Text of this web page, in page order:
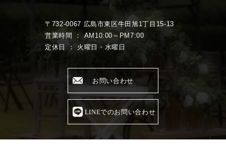
〒732-0067 広島市東区牛田旭1丁目15-13
営業時間 ： AM10:00～PM7:00
定休日 ： 火曜日・水曜日
お問い合わせ
LINEでのお問い合わせ